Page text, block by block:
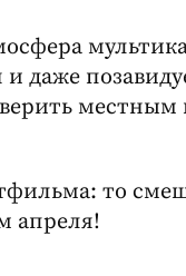
даже
то
апреля!